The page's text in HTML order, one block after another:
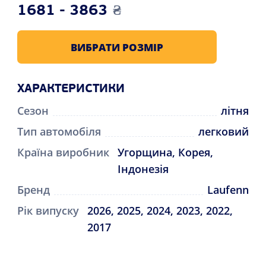
1681 - 3863 ₴
ВИБРАТИ РОЗМІР
ХАРАКТЕРИСТИКИ
Сезон
літня
Тип автомобіля
легковий
Країна виробник Угорщина, Корея,
Індонезія
Бренд
Laufenn
Рік випуску 2026, 2025, 2024, 2023, 2022,
2017